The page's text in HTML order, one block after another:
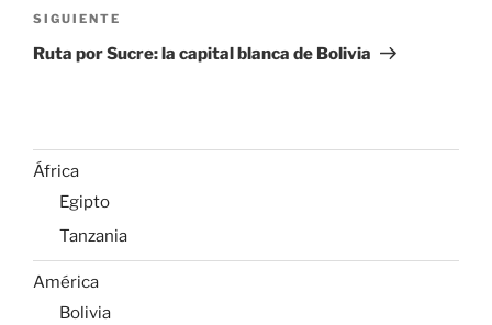
Siguiente
entrada
SIGUIENTE
Ruta por Sucre: la capital blanca de Bolivia
África
Egipto
Tanzania
América
Bolivia